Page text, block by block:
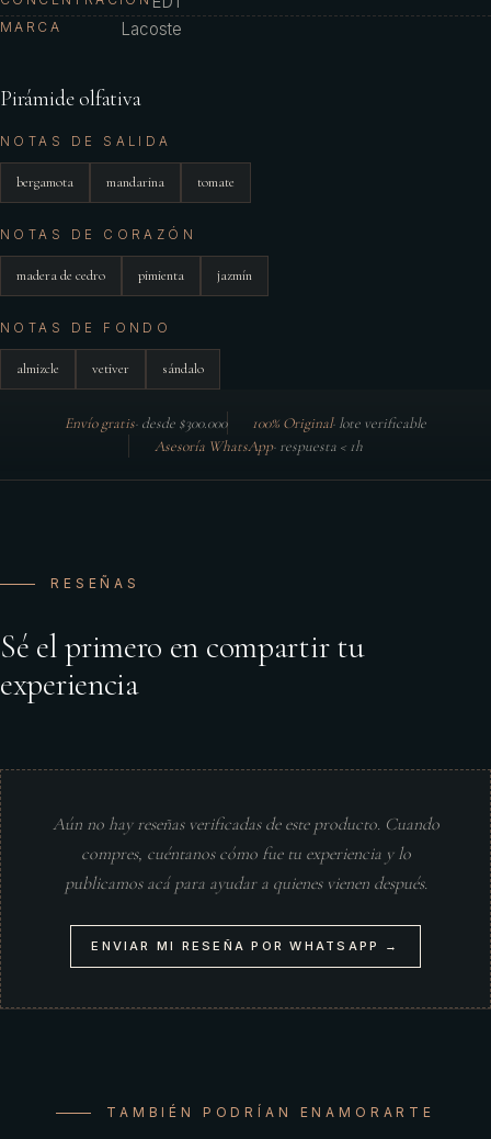
MARCA Lacoste
Pirámide olfativa
NOTAS DE SALIDA
bergamota mandarina tomate
NOTAS DE CORAZÓN
madera de cedro pimienta jazmín
NOTAS DE FONDO
almizcle vetiver sándalo
Envío gratis· desde $300.000 100% Original· lote verificable
Asesoría WhatsApp· respuesta < 1h
RESEÑAS
Sé el primero en compartir tu
experiencia
Aún no hay reseñas verificadas de este producto. Cuando
compres, cuéntanos cómo fue tu experiencia y lo
publicamos acá para ayudar a quienes vienen después.
ENVIAR MI RESEÑA POR WHATSAPP →
TAMBIÉN PODRÍAN ENAMORARTE